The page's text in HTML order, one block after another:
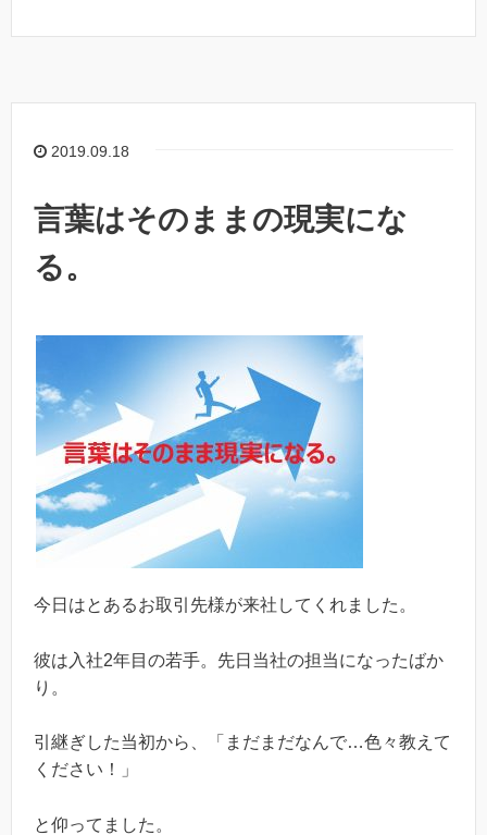
2019.09.18
言葉はそのままの現実にな
る。
今日はとあるお取引先様が来社してくれました。
彼は入社2年目の若手。先日当社の担当になったばか
り。
引継ぎした当初から、「まだまだなんで…色々教えて
ください！」
と仰ってました。